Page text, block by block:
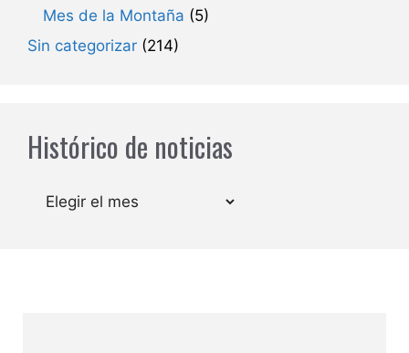
Mes de la Montaña (5)
Sin categorizar (214)
Histórico de noticias
Archivos